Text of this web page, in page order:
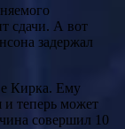
сдачи. А вот
задержал
Кирка. Ему
и теперь может
совершил 10